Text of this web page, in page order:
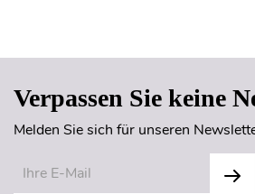
Verpassen Sie keine
Melden Sie sich für unseren